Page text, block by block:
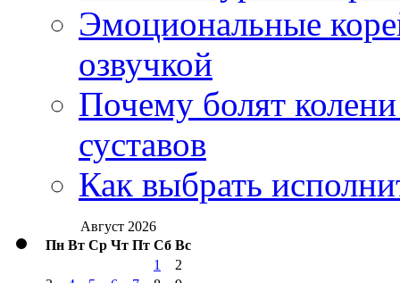
Эмоциональные
озвучкой
Почему болят
суставов
Как выбрать
Август 2026
Пн Вт Ср Чт Пт Сб Вс
1
2